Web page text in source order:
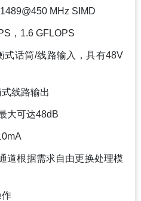
MHz SIMD
，1.6 GFLOPS
式话筒/线路输入，具有48V
线路输出
大可达48dB
道根据需求自由更换处理模
作